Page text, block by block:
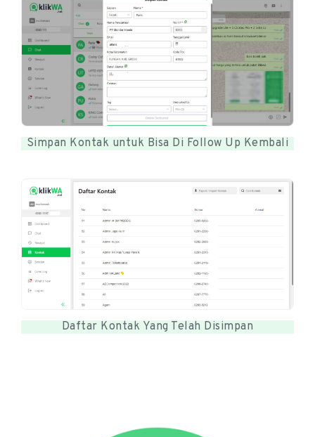
Simpan Kontak untuk Bisa Di Follow Up Kembali
Daftar Kontak Yang Telah Disimpan